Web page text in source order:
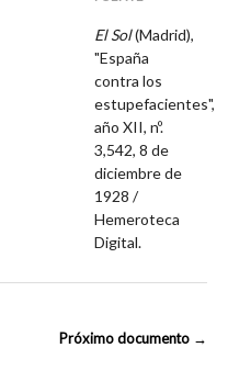
El Sol(Madrid),
"España
contra los
estupefacientes",
año XII, nº.
3,542, 8 de
diciembre de
1928 /
Hemeroteca
Digital.
Próximo documento →